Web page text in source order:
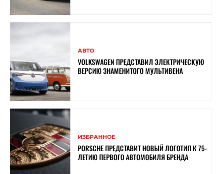
АВТО
VOLKSWAGEN ПРЕДСТАВИЛ ЭЛЕКТРИЧЕСКУЮ
ВЕРСИЮ ЗНАМЕНИТОГО МУЛЬТИВЕНА
ИЗБРАННОЕ
PORSCHE ПРЕДСТАВИТ НОВЫЙ ЛОГОТИП К 75-
ЛЕТИЮ ПЕРВОГО АВТОМОБИЛЯ БРЕНДА